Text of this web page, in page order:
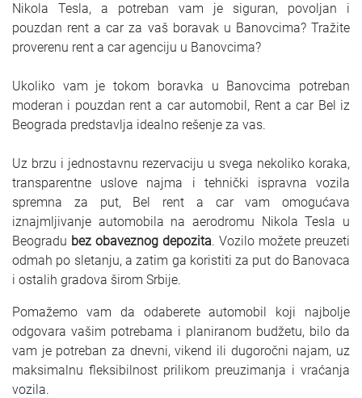
Nikola Tesla, a potreban vam je siguran, povoljan i
pouzdan rent a car za vaš boravak u Banovcima? Tražite
proverenu rent a car agenciju u Banovcima?
Ukoliko vam je tokom boravka u Banovcima potreban
moderan i pouzdan rent a car automobil, Rent a car Bel iz
Beograda predstavlja idealno rešenje za vas.
Uz brzu i jednostavnu rezervaciju u svega nekoliko koraka,
transparentne uslove najma i tehnički ispravna vozila
spremna za put, Bel rent a car vam omogućava
iznajmljivanje automobila na aerodromu Nikola Tesla u
Beogradu bez obaveznog depozita. Vozilo možete preuzeti
odmah po sletanju, a zatim ga koristiti za put do Banovaca
i ostalih gradova širom Srbije.
Pomažemo vam da odaberete automobil koji najbolje
odgovara vašim potrebama i planiranom budžetu, bilo da
vam je potreban za dnevni, vikend ili dugoročni najam, uz
maksimalnu fleksibilnost prilikom preuzimanja i vraćanja
vozila.